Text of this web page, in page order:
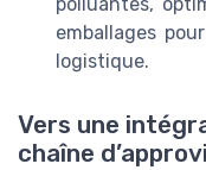
emballages
logistique.
Vers une
chaîne